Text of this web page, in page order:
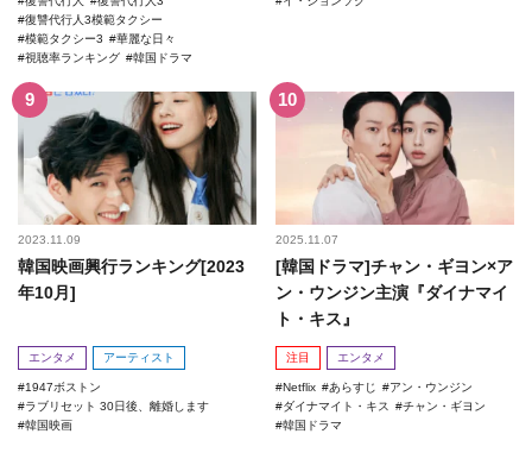
復讐代行人3模範タクシー
模範タクシー3
華麗な日々
視聴率ランキング
韓国ドラマ
2023.11.09
韓国映画興行ランキング[2023
年10月]
エンタメ アーティスト
1947ボストン
ラブリセット 30日後、離婚します
韓国映画
2025.11.07
[韓国ドラマ]チャン・ギヨン×ア
ン・ウンジン主演『ダイナマイ
ト・キス』
注目 エンタメ
Netflix あらすじ
アン・ウンジン
ダイナマイト・キス
チャン・ギヨン
韓国ドラマ